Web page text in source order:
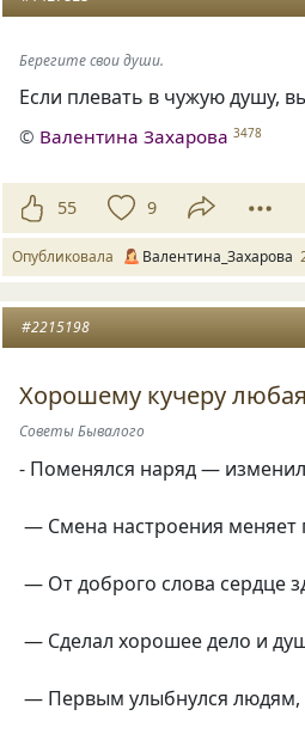
Берегите свои души.
Если плевать в чужую душу,
© Валентина Захарова 3478
55 9
Опубликовала Валентина_Захарова
#2215198
Хорошему кучеру
Советы Бывалого
- Поменялся наряд —
— Смена настроения меняет
— От доброго слова сердце
— Сделал хорошее дело и
— Первым улыбнулся людям,